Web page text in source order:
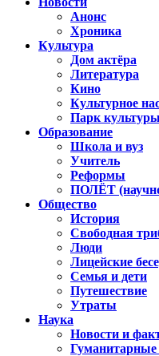
Анонс
Хроника
Культура
Дом актёра
Литература
Кино
Культурное
Парк
Образование
Школа и вуз
Учитель
Реформы
ПОЛЁТ
Общество
История
Свободная
Люди
Лицейские
Семья и дети
Путешествие
Утраты
Наука
Новости и
Гуманитарные